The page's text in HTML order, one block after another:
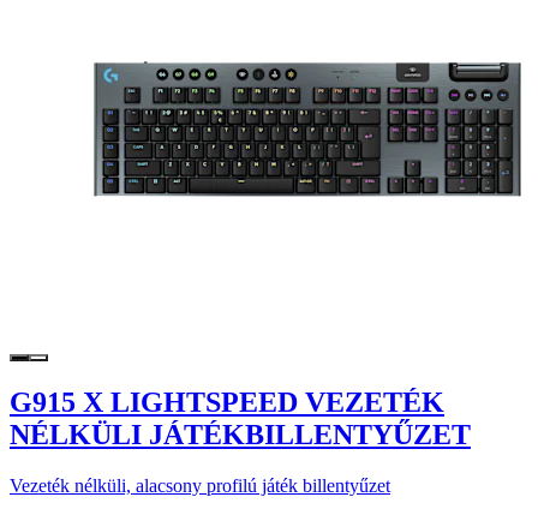
G915 X LIGHTSPEED VEZETÉK
NÉLKÜLI JÁTÉKBILLENTYŰZET
Vezeték nélküli, alacsony profilú játék billentyűzet